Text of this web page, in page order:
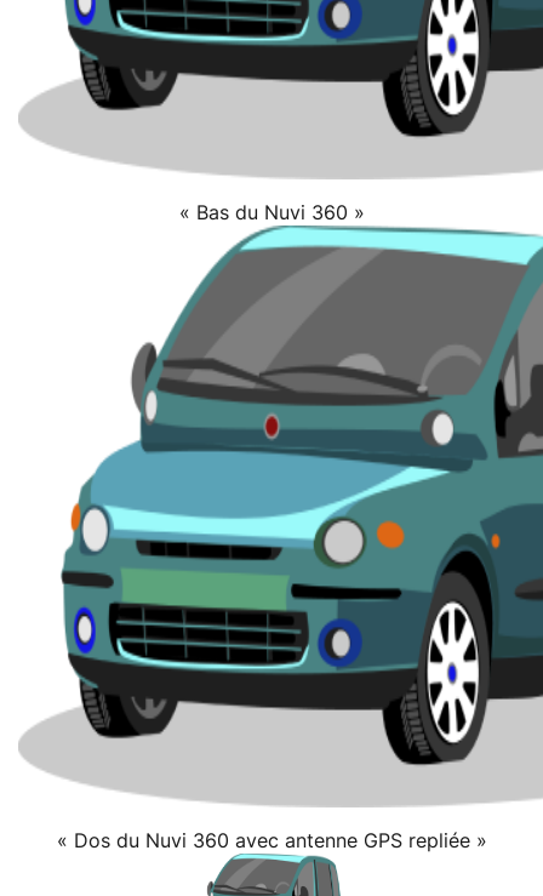
« Bas du Nuvi 360 »
« Dos du Nuvi 360 avec antenne GPS repliée »